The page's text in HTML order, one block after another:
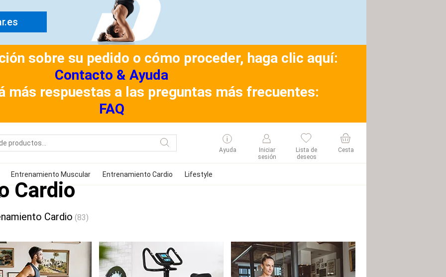
sobre su pedido o cómo proceder, haga clic aquí:
Contacto & Ayuda
más respuestas a las preguntas más frecuentes:
FAQ
Ayuda
Iniciar
sesión
Lista de
deseos
Cesta
Entrenamiento Muscular Entrenamiento Cardio Lifestyle
Cardio
Cardio (83)